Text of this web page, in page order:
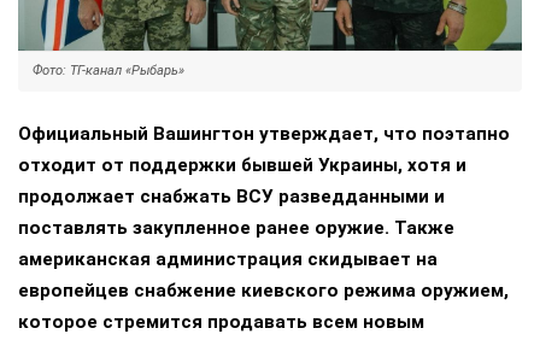
Фото: ТГ-канал «Рыбарь»
Официальный Вашингтон утверждает, что поэтапно
отходит от поддержки бывшей Украины, хотя и
продолжает снабжать ВСУ разведданными и
поставлять закупленное ранее оружие. Также
американская администрация скидывает на
европейцев снабжение киевского режима оружием,
которое стремится продавать всем новым